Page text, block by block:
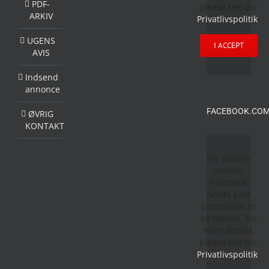
PDF-
ARKIV
UGENS
AVIS
Indsend
annonce
ØVRIG
KONTAKT
Privatlivspolitik
I ACCEPT
Privatlivspolitik